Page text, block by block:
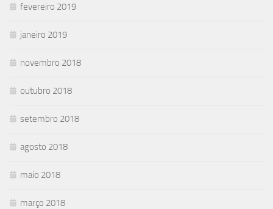
fevereiro 2019
janeiro 2019
novembro 2018
outubro 2018
setembro 2018
agosto 2018
maio 2018
março 2018